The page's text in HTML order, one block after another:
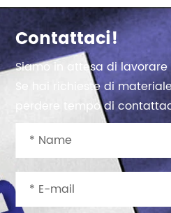
Contattaci!
Siamo in attesa di
Se hai richieste di
perdere tempo di